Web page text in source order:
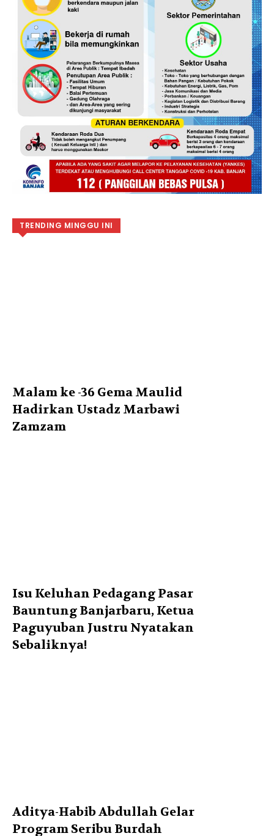
TRENDING MINGGU INI
Malam ke -36 Gema Maulid
Hadirkan Ustadz Marbawi
Zamzam
Isu Keluhan Pedagang Pasar
Bauntung Banjarbaru, Ketua
Paguyuban Justru Nyatakan
Sebaliknya!
Aditya-Habib Abdullah Gelar
Program Seribu Burdah